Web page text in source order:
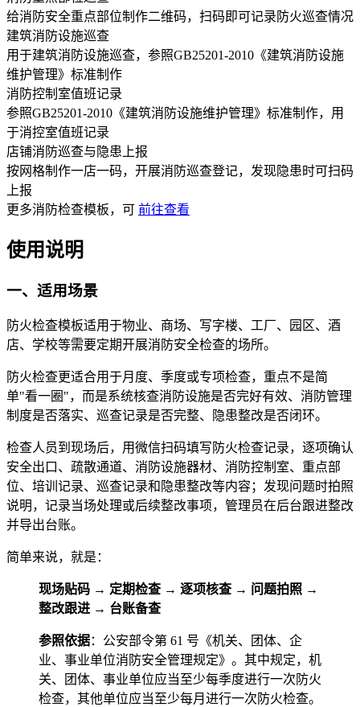
给消防安全重点部位制作二维码，扫码即可记录防火巡查情况
建筑消防设施巡查
用于建筑消防设施巡查，参照GB25201-2010《建筑消防设施
维护管理》标准制作
消防控制室值班记录
参照GB25201-2010《建筑消防设施维护管理》标准制作，用
于消控室值班记录
店铺消防巡查与隐患上报
按网格制作一店一码，开展消防巡查登记，发现隐患时可扫码
上报
更多消防检查模板，可 前往查看
使用说明
一、适用场景
防火检查模板适用于物业、商场、写字楼、工厂、园区、酒
店、学校等需要定期开展消防安全检查的场所。
防火检查更适合用于月度、季度或专项检查，重点不是简
单"看一圈"，而是系统核查消防设施是否完好有效、消防管理
制度是否落实、巡查记录是否完整、隐患整改是否闭环。
检查人员到现场后，用微信扫码填写防火检查记录，逐项确认
安全出口、疏散通道、消防设施器材、消防控制室、重点部
位、培训记录、巡查记录和隐患整改等内容；发现问题时拍照
说明，记录当场处理或后续整改事项，管理员在后台跟进整改
并导出台账。
简单来说，就是：
现场贴码 → 定期检查 → 逐项核查 → 问题拍照 →
整改跟进 → 台账备查
参照依据：公安部令第 61 号《机关、团体、企
业、事业单位消防安全管理规定》。其中规定，机
关、团体、事业单位应当至少每季度进行一次防火
检查，其他单位应当至少每月进行一次防火检查。